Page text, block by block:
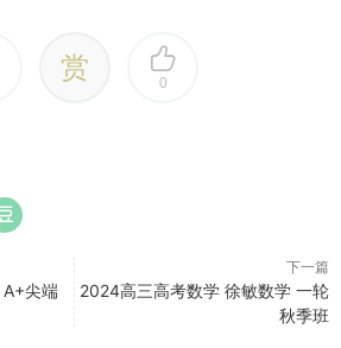
赏 0
尖端
下一篇
2024高三高考数学 徐敏数学 一轮
秋季班